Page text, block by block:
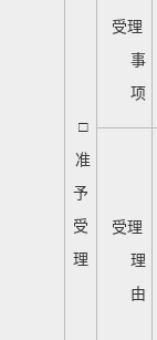
□
准
予
受
理
受理
事
项
受理
理
由